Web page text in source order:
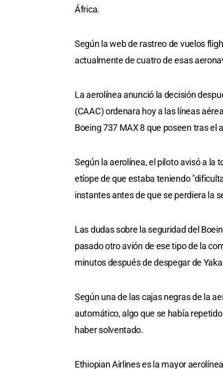
África.
Según la web de rastreo de vuelos
actualmente de cuatro de esas
La aerolínea anunció la decisión
(CAAC) ordenara hoy a las líneas
Boeing 737 MAX 8 que poseen tras el
Según la aerolínea, el piloto avisó a la
etíope de que estaba teniendo
instantes antes de que se perdiera la
Las dudas sobre la seguridad del
pasado otro avión de ese tipo de la
minutos después de despegar de
Según una de las cajas negras de la
automático, algo que se había
haber solventado.
Ethiopian Airlines es la mayor